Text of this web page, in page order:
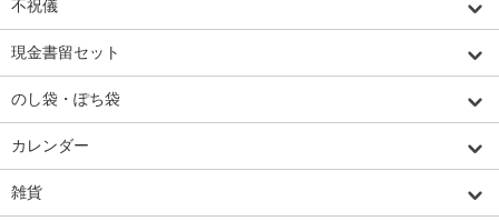
不祝儀
現金書留セット
のし袋・ぽち袋
カレンダー
雑貨